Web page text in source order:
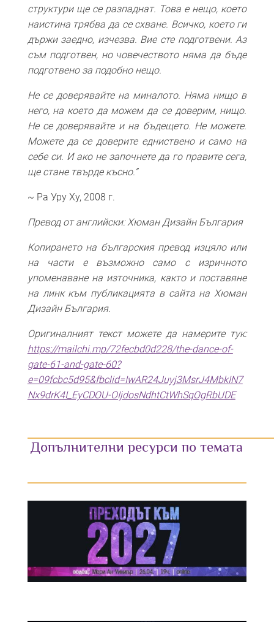
структури ще се разпаднат. Това е нещо, което
наистина трябва да се схване. Всичко, което ги
държи заедно, изчезва. Вие сте подготвени. Аз
съм подготвен, но човечеството няма да бъде
подготвено за подобно нещо.
Не се доверявайте на миналото. Няма нищо в
него, на което да можем да се доверим, нищо.
Не се доверявайте и на бъдещето. Не можете.
Можете да се доверите едниствено и само на
себе си. И ако не започнете да го правите сега,
ще стане твърде късно.”
~ Ра Уру Ху, 2008 г.
Превод от английски: Хюман Дизайн България
Копирането на българския превод изцяло или
на части е възможно само с изричното
упоменаване на източника, както и поставяне
на линк към публикацията в сайта на Хюман
Дизайн България.
Оригиналният текст можете да намерите тук:
https://mailchi.mp/72fecbd0d228/the-dance-of-
gate-61-and-gate-60?
e=09fcbc5d95&fbclid=IwAR24Juyj3MsrJ4MbkIN7
Nx9drK4I_EyCDOU-OIjdosNdhtCtWhSqOgRbUDE
Допълнителни ресурси по темата